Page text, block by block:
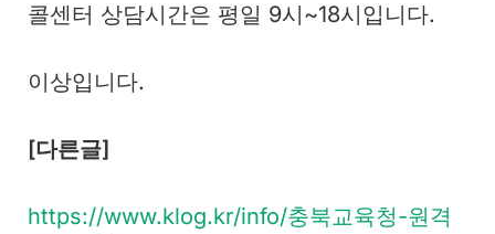
콜센터 상담시간은 평일 9시~18시입니다.
이상입니다.
[다른글]
https://www.klog.kr/info/충북교육청-원격